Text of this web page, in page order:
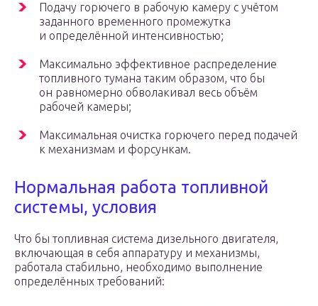
Подачу горючего в рабочую камеру с учётом
заданного временного промежутка
и определённой интенсивностью;
Максимально эффективное распределение
топливного тумана таким образом, что бы
он равномерно обволакивал весь объём
рабочей камеры;
Максимальная очистка горючего перед подачей
к механизмам и форсункам.
Нормальная работа топливной
системы, условия
Что бы топливная система дизельного двигателя,
включающая в себя аппаратуру и механизмы,
работала стабильно, необходимо выполнение
определённых требований: